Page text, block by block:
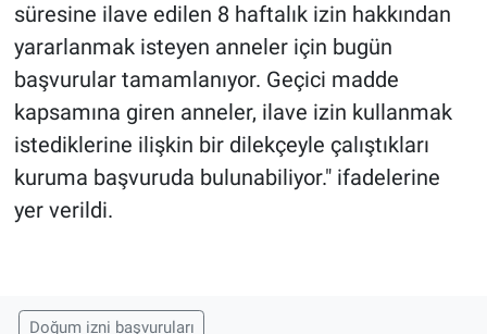
süresine ilave edilen 8 haftalık izin hakkından
yararlanmak isteyen anneler için bugün
başvurular tamamlanıyor. Geçici madde
kapsamına giren anneler, ilave izin kullanmak
istediklerine ilişkin bir dilekçeyle çalıştıkları
kuruma başvuruda bulunabiliyor." ifadelerine
yer verildi.
Doğum izni başvuruları